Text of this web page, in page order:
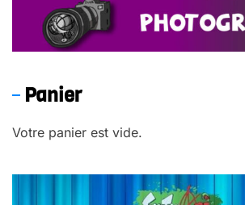
Panier
Votre panier est vide.